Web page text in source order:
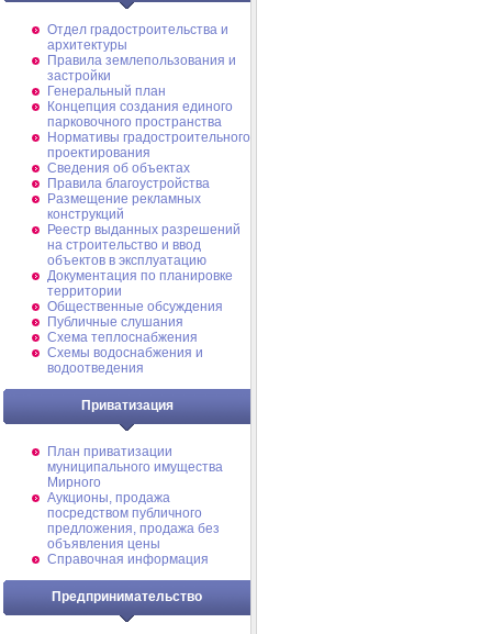
Отдел градостроительства и
архитектуры
Правила землепользования и
застройки
Генеральный план
Концепция создания единого
парковочного пространства
Нормативы градостроительного
проектирования
Сведения об объектах
Правила благоустройства
Размещение рекламных
конструкций
Реестр выданных разрешений
на строительство и ввод
объектов в эксплуатацию
Документация по планировке
территории
Общественные обсуждения
Публичные слушания
Схема теплоснабжения
Схемы водоснабжения и
водоотведения
Приватизация
План приватизации
муниципального имущества
Мирного
Аукционы, продажа
посредством публичного
предложения, продажа без
объявления цены
Справочная информация
Предпринимательство